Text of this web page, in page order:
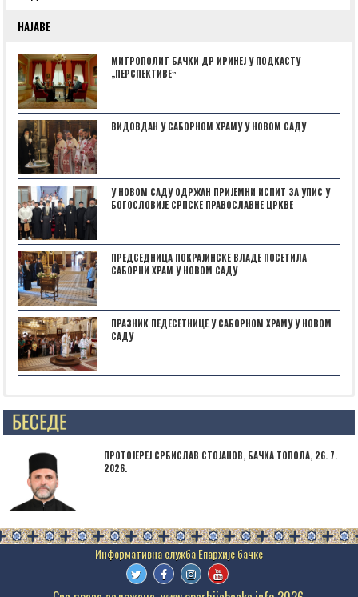
НАЈАВЕ
МИТРОПОЛИТ БАЧКИ ДР ИРИНЕЈ У ПОДКАСТУ
„ПЕРСПЕКТИВЕˮ
ВИДОВДАН У САБОРНОМ ХРАМУ У НОВОМ САДУ
У НОВОМ САДУ ОДРЖАН ПРИЈЕМНИ ИСПИТ ЗА УПИС У
БОГОСЛОВИЈЕ СРПСКЕ ПРАВОСЛАВНЕ ЦРКВЕ
ПРЕДСЕДНИЦА ПОКРАЈИНСКЕ ВЛАДЕ ПОСЕТИЛА
САБОРНИ ХРАМ У НОВОМ САДУ
ПРАЗНИК ПЕДЕСЕТНИЦЕ У САБОРНОМ ХРАМУ У НОВОМ
САДУ
Posts not found
ПРОТОЈЕРЕЈ СРБИСЛАВ СТОЈАНОВ, БАЧКА ТОПОЛА, 26. 7.
2026.